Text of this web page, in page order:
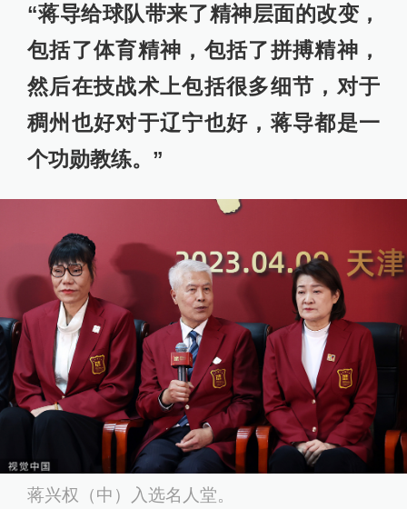
“蒋导给球队带来了精神层面的改变，
包括了体育精神，包括了拼搏精神，
然后在技战术上包括很多细节，对于
稠州也好对于辽宁也好，蒋导都是一
个功勋教练。”
蒋兴权（中）入选名人堂。